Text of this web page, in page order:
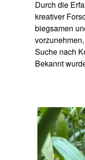
Durch die
kreativer
biegsamen
Suche nach
Bekannt